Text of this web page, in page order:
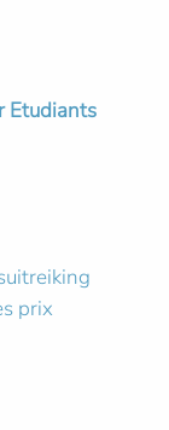
Etudiants
prix